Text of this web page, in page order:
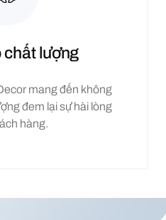
lượng
mang đến không
đem lại sự hài lòng
hàng.